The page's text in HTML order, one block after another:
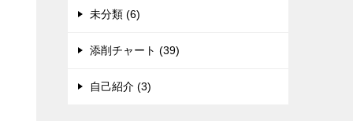
未分類 (6)
添削チャート (39)
自己紹介 (3)